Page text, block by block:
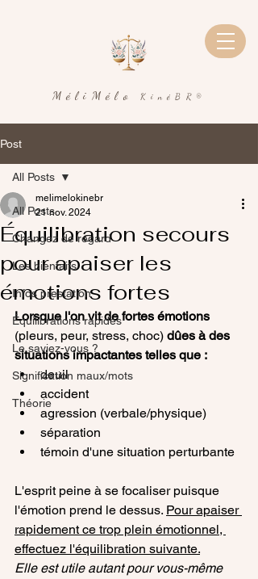
MéliMélo KinéBR®
Post
All Posts
Changez de regard
Les bienfaits
Infos prestation
Équilibrations rapides
Le saviez-vous ?
Signification maux/mots
Théorie
All Posts
Équilibration secours
pour apaiser les
émotions fortes
melimelokinebr
21 nov. 2024
Lorsque l'on vit de fortes émotions
(pleurs, peur, stress, choc) dûes à des
situations impactantes telles que :
deuil
accident
agression (verbale/physique)
séparation
témoin d'une situation perturbante
L'esprit peine à se focaliser puisque
l'émotion prend le dessus. Pour apaiser
rapidement ce trop plein émotionnel,
effectuez l'équilibration suivante.
Elle est utile autant pour vous-même